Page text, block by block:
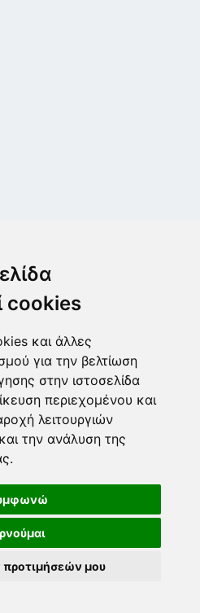
cookies
και άλλες
για την βελτίωση
στην ιστοσελίδα
περιεχομένου και
λειτουργιών
την ανάλυση της
μου
Ακολουθήστε μας
BY